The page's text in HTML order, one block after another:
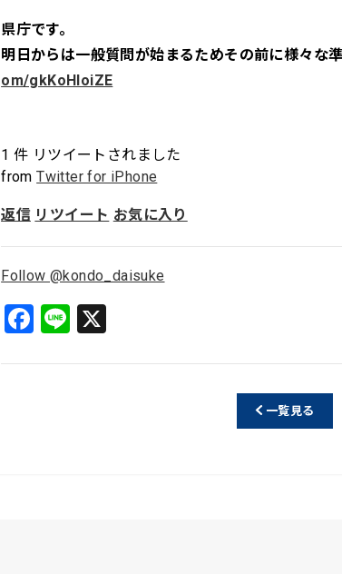
県庁です。
明日からは一般質問が始まるためその前に様々な
om/gkKoHIoiZE
1 件 リツイートされました
fromTwitter for iPhone
返信 リツイート お気に入り
Follow @kondo_daisuke
F
a
c
Li
n
e
一覧見る